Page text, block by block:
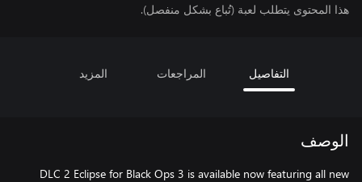
هذا المحتوى يتطلب لعبة (تُباع بشكل منفصل).
التفاصيل المراجعات المزيد
الوصف
DLC 2 Eclipse for Black Ops 3 is available now featuring all new